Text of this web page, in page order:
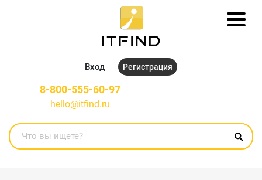
Вход Регистрация
8-800-555-60-97
hello@itfind.ru